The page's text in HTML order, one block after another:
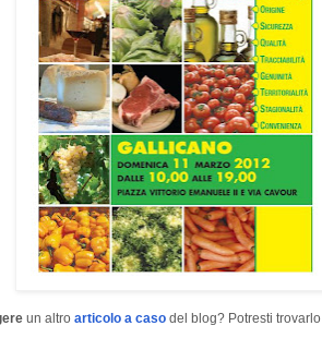
un altro articolo a caso del blog? Potresti trovarlo